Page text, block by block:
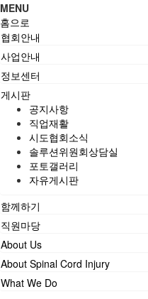
MENU
홈으로
협회안내
사업안내
정보센터
게시판
공지사항
직업재활
시도협회소식
솔루션위원회상담실
포토갤러리
자유게시판
함께하기
직원마당
About Us
About Spinal Cord Injury
What We Do